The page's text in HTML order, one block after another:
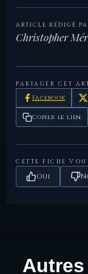
Burnett,
ARTICLE RÉDIGÉ
Christopher
PARTAGER CET
Facebook
Copier le lien
CETTE FICHE
Oui
Autres